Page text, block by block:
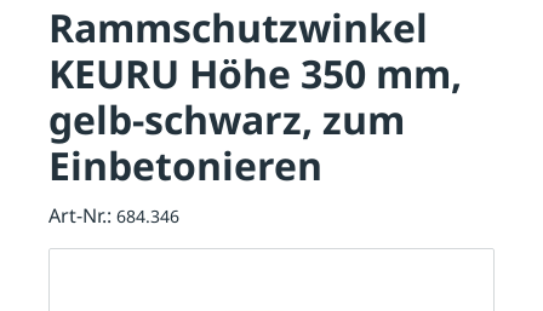
Rammschutzwinkel
KEURU Höhe 350 mm,
gelb-schwarz, zum
Einbetonieren
Art-Nr.: 684.346